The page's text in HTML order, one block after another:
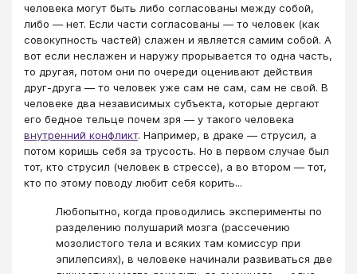
человека могут быть либо согласованы между собой,
либо — нет. Если части согласованы — то человек (как
совокупность частей) слажен и является самим собой. А
вот если неслажен и наружу прорывается то одна часть,
то другая, потом они по очереди оценивают действия
друг-друга — то человек уже сам не сам, сам не свой. В
человеке два независимых субъекта, которые дергают
его бедное тельце почем зря — у такого человека
внутренний конфликт. Например, в драке — струсил, а
потом коришь себя за трусость. Но в первом случае был
тот, кто струсил (человек в стрессе), а во втором — тот,
кто по этому поводу любит себя корить...
Любопытно, когда проводились эксперименты по
разделению полушарий мозга (рассечению
мозолистого тела и всяких там комиссур при
эпилепсиях), в человеке начинали развиваться две